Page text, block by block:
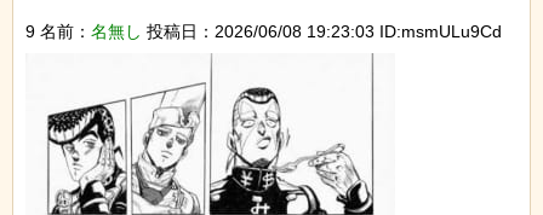
9 名前： 名無し 投稿日：2026/06/08 19:23:03 ID:msmULu9Cd